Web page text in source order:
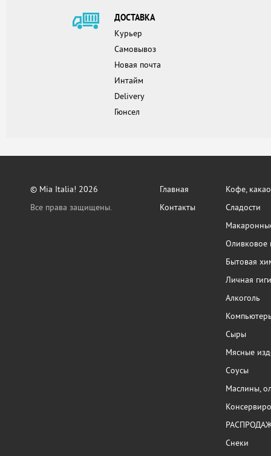
ДОСТАВКА
Курьер
Самовывоз
Новая почта
Интайм
Delivery
Гюнсел
© Mia Italia! 2026
Все права защищены.
Главная
Контакты
Кофе,
Сладости
Оливковое
Бытовая
Личная
Алкоголь
Сыры
Мясные
Соусы
Маслины,
Снеки